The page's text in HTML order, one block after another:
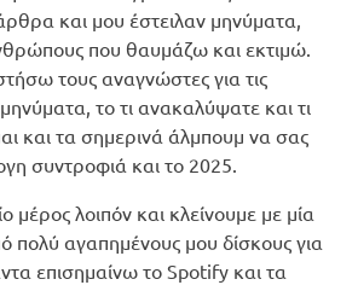
και μου έστειλαν μηνύματα,
που θαυμάζω και εκτιμώ.
τους αναγνώστες για τις
το τι ανακαλύψατε και τι
και τα σημερινά άλμπουμ να σας
συντροφιά και το 2025.
μέρος λοιπόν και κλείνουμε με μία
αγαπημένους μου δίσκους για
επισημαίνω το Spotify και τα